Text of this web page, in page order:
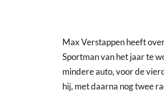
Max Verstappen heeft
Sportman van het jaar te
mindere auto, voor de
hij, met daarna nog twee